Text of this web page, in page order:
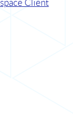
Client